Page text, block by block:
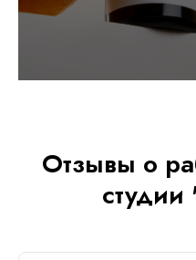
Отзывы о